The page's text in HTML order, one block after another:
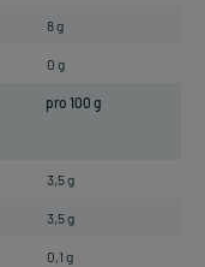
8 g
0 g
pro 100 g
3,5 g
3,5 g
0,1 g